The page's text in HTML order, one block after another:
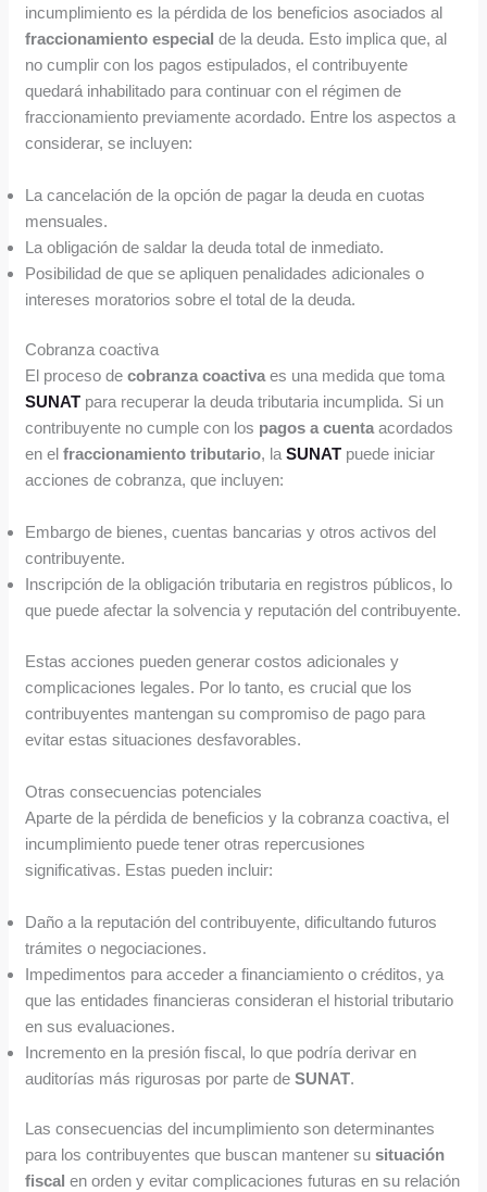
incumplimiento es la pérdida de los beneficios asociados al
fraccionamiento especial de la deuda. Esto implica que, al
no cumplir con los pagos estipulados, el contribuyente
quedará inhabilitado para continuar con el régimen de
fraccionamiento previamente acordado. Entre los aspectos a
considerar, se incluyen:
La cancelación de la opción de pagar la deuda en cuotas
mensuales.
La obligación de saldar la deuda total de inmediato.
Posibilidad de que se apliquen penalidades adicionales o
intereses moratorios sobre el total de la deuda.
Cobranza coactiva
El proceso decobranza coactivaes una medida que toma
SUNAT para recuperar la deuda tributaria incumplida. Si un
contribuyente no cumple con los pagos a cuentaacordados
en elfraccionamiento tributario, laSUNAT puede iniciar
acciones de cobranza, que incluyen:
Embargo de bienes, cuentas bancarias y otros activos del
contribuyente.
Inscripción de la obligación tributaria en registros públicos, lo
que puede afectar la solvencia y reputación del contribuyente.
Estas acciones pueden generar costos adicionales y
complicaciones legales. Por lo tanto, es crucial que los
contribuyentes mantengan su compromiso de pago para
evitar estas situaciones desfavorables.
Otras consecuencias potenciales
Aparte de la pérdida de beneficios y la cobranza coactiva, el
incumplimiento puede tener otras repercusiones
significativas. Estas pueden incluir:
Daño a la reputación del contribuyente, dificultando futuros
trámites o negociaciones.
Impedimentos para acceder a financiamiento o créditos, ya
que las entidades financieras consideran el historial tributario
en sus evaluaciones.
Incremento en la presión fiscal, lo que podría derivar en
auditorías más rigurosas por parte deSUNAT.
Las consecuencias del incumplimiento son determinantes
para los contribuyentes que buscan mantener susituación
fiscal en orden y evitar complicaciones futuras en su relación